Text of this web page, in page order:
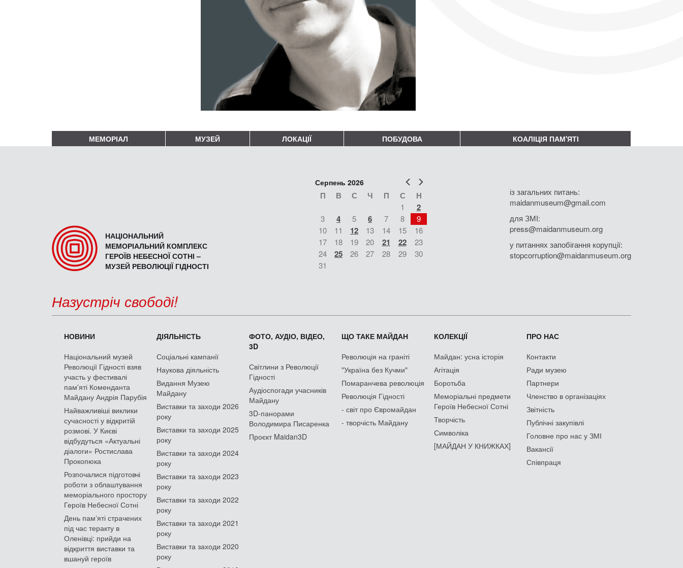
МЕМОРІАЛ МУЗЕЙ ЛОКАЦІЇ ПОБУДОВА КОАЛІЦІЯ ПАМ'ЯТІ
НАЦІОНАЛЬНИЙ
МЕМОРІАЛЬНИЙ КОМПЛЕКС
ГЕРОЇВ НЕБЕСНОЇ СОТНІ –
МУЗЕЙ РЕВОЛЮЦІЇ ГІДНОСТІ
Попер
Серпень 2026
П В С Ч П С Н
1 2
3 4 5 6 7 8
9
10
11 12 13 14 15
16
17
18 19 20 21 22
23
24
25 26 27 28 29
30
31
із загальних питань:
maidanmuseum@gmail.com
для ЗМІ:
press@maidanmuseum.org
у питаннях запобігання корупції:
stopcorruption@maidanmuseum.org
Назустріч свободі!
НОВИНИ
Національний музей
Революції Гідності взяв
участь у фестивалі
пам'яті Коменданта
Майдану Андрія Парубія
Найважливіші виклики
сучасності у відкритій
розмові. У Києві
відбудуться «Актуальні
діалоги» Ростислава
Прокопюка
Розпочалися підготовчі
роботи з облаштування
меморіального простору
Героїв Небесної Сотні
День памʼяті страчених
під час теракту в
Оленівці: прийди на
відкриття виставки та
вшануй героїв
ДІЯЛЬНІСТЬ
Соціальні кампанії
Наукова діяльність
Видання Музею
Майдану
Виставки та заходи 2026
року
Виставки та заходи 2025
року
Виставки та заходи 2024
року
Виставки та заходи 2023
року
Виставки та заходи 2022
року
Виставки та заходи 2021
року
Виставки та заходи 2020
року
ФОТО, АУДІО, ВІДЕО,
3D
Світлини з Революції
Гідності
Аудіоспогади учасників
Майдану
3D-панорами
Володимира Писаренка
Проєкт Maidan3D
ЩО ТАКЕ МАЙДАН
Революція на граніті
"Україна без Кучми"
Помаранчева революція
Революція Гідності
- світ про Євромайдан
- творчість Майдану
КОЛЕКЦІЇ
Майдан: усна історія
Агітація
Боротьба
Меморіальні предмети
Героїв Небесної Сотні
Творчість
Символіка
[МАЙДАН У КНИЖКАХ]
ПРО НАС
Контакти
Ради музею
Партнери
Членство в організаціях
Звітність
Публічні закупівлі
Головне про нас у ЗМІ
Вакансії
Співпраця